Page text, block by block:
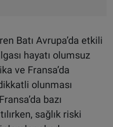
Batı Avrupa’da etkili
hayatı olumsuz
ve Fransa’da
olunması
bazı
sağlık riski